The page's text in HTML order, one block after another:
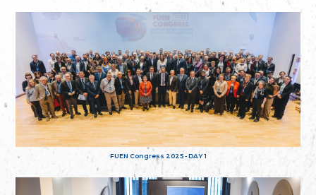
FUEN Congress 2025 - DAY 1